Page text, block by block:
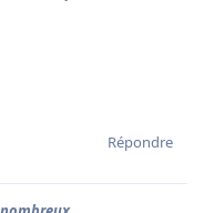
Répondre